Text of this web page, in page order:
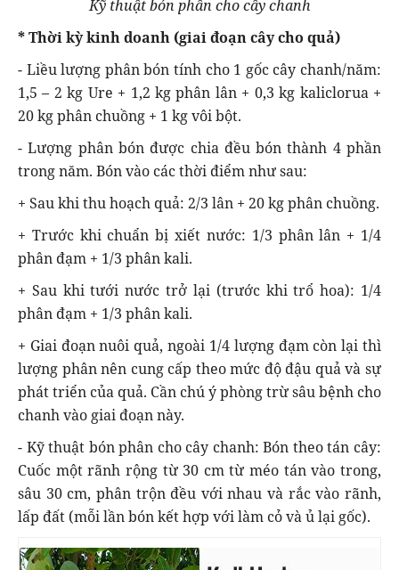
Kỹ thuật bón phân cho cây chanh
* Thời kỳ kinh doanh (giai đoạn cây cho quả)
- Liều lượng phân bón tính cho 1 gốc cây chanh/năm:
1,5 – 2 kg Ure + 1,2 kg phân lân + 0,3 kg kaliclorua +
20 kg phân chuồng + 1 kg vôi bột.
- Lượng phân bón được chia đều bón thành 4 phần
trong năm. Bón vào các thời điểm như sau:
+ Sau khi thu hoạch quả: 2/3 lân + 20 kg phân chuồng.
+ Trước khi chuẩn bị xiết nước: 1/3 phân lân + 1/4
phân đạm + 1/3 phân kali.
+ Sau khi tưới nước trở lại (trước khi trổ hoa): 1/4
phân đạm + 1/3 phân kali.
+ Giai đoạn nuôi quả, ngoài 1/4 lượng đạm còn lại thì
lượng phân nên cung cấp theo mức độ đậu quả và sự
phát triển của quả. Cần chú ý phòng trừ sâu bệnh cho
chanh vào giai đoạn này.
- Kỹ thuật bón phân cho cây chanh: Bón theo tán cây:
Cuốc một rãnh rộng từ 30 cm từ méo tán vào trong,
sâu 30 cm, phân trộn đều với nhau và rắc vào rãnh,
lấp đất (mỗi lần bón kết hợp với làm cỏ và ủ lại gốc).